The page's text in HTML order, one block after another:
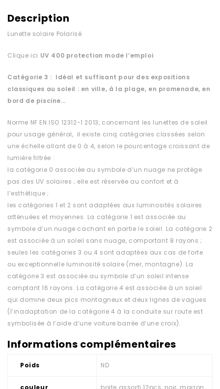
Description
Lunette solaire Polarisé
Clique ici UV 400 protection mode l’emploi
Catégorie 3 : Idéal et suffisant pour des expositions
classiques au soleil : en ville, à la plage, en promenade, en
bord de piscine…
Norme NF EN ISO 12312-1 2013, concernant les lunettes de soleil
pour usage général, il existe cinq catégories classées selon
une échelle allant de 0 à 4, selon le pourcentage croissant de
lumière filtrée :
la catégorie 0 associée au symbole d’un nuage ne protège
pas des UV solaires ; elle est réservée au confort et à
l’esthétique ;
les catégories 1 et 2 sont adaptées aux luminosités solaires
atténuées et moyennes. La catégorie 1 est associée au
symbole d’un nuage cachant en partie le soleil. La catégorie 2
est associée à un soleil sans nuage, comportant 8 rayons ;
seules les catégories 3 ou 4 sont adaptées aux cas de forte
ou exceptionnelle luminosité solaire (mer, montagne). La
catégorie 3 est associée au symbole d’un soleil intense
comptant 16 rayons. La catégorie 4 est associée à un soleil
qui domine deux pics montagneux et deux lignes de vagues
(l’inadaptation de la catégorie 4 à la conduite sur route est
symbolisée à l’aide d’une voiture barrée d’une croix).
Informations complémentaires
Poids ND